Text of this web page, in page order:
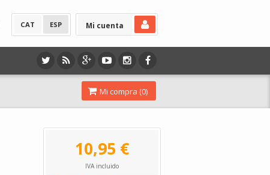
Mi cuenta
CAT ESP
Mi compra (0)
10,95 €
IVA incluido